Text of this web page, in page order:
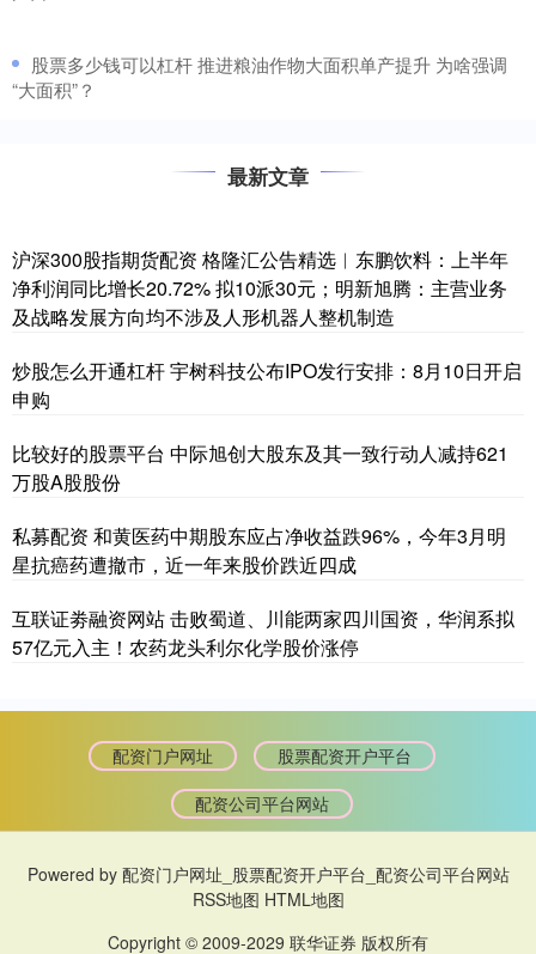
​股票多少钱可以杠杆 推进粮油作物大面积单产提升 为啥强调
“大面积”？
最新文章
沪深300股指期货配资 格隆汇公告精选︱东鹏饮料：上半年
净利润同比增长20.72% 拟10派30元；明新旭腾：主营业务
及战略发展方向均不涉及人形机器人整机制造
炒股怎么开通杠杆 宇树科技公布IPO发行安排：8月10日开启
申购
比较好的股票平台 中际旭创大股东及其一致行动人减持621
万股A股股份
私募配资 和黄医药中期股东应占净收益跌96%，今年3月明
星抗癌药遭撤市，近一年来股价跌近四成
互联证劵融资网站 击败蜀道、川能两家四川国资，华润系拟
57亿元入主！农药龙头利尔化学股价涨停
配资门户网址
股票配资开户平台
配资公司平台网站
Powered by 配资门户网址_股票配资开户平台_配资公司平台网站
RSS地图 HTML地图
Copyright © 2009-2029 联华证券 版权所有